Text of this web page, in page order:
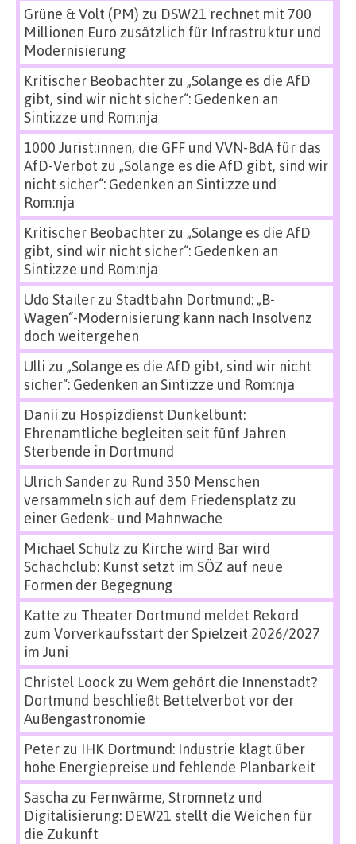
Grüne & Volt (PM) zu DSW21 rechnet mit 700
Millionen Euro zusätzlich für Infrastruktur und
Modernisierung
Kritischer Beobachterzu „Solange es die AfD
gibt, sind wir nicht sicher“: Gedenken an
Sinti:zze und Rom:nja
1000 Jurist:innen, die GFF und VVN-BdA für das
AfD-Verbot zu „Solange es die AfD gibt, sind wir
nicht sicher“: Gedenken an Sinti:zze und
Rom:nja
Kritischer Beobachterzu „Solange es die AfD
gibt, sind wir nicht sicher“: Gedenken an
Sinti:zze und Rom:nja
Udo Stailerzu Stadtbahn Dortmund: „B-
Wagen“-Modernisierung kann nach Insolvenz
doch weitergehen
Ulli zu „Solange es die AfD gibt, sind wir nicht
sicher“: Gedenken an Sinti:zze und Rom:nja
Danii zu Hospizdienst Dunkelbunt:
Ehrenamtliche begleiten seit fünf Jahren
Sterbende in Dortmund
Ulrich Sanderzu Rund 350 Menschen
versammeln sich auf dem Friedensplatz zu
einer Gedenk- und Mahnwache
Michael Schulz zu Kirche wird Bar wird
Schachclub: Kunst setzt im SÖZ auf neue
Formen der Begegnung
Katte zu Theater Dortmund meldet Rekord
zum Vorverkaufsstart der Spielzeit 2026/2027
im Juni
Christel Loock zu Wem gehört die Innenstadt?
Dortmund beschließt Bettelverbot vor der
Außengastronomie
Peterzu IHK Dortmund: Industrie klagt über
hohe Energiepreise und fehlende Planbarkeit
Sascha zu Fernwärme, Stromnetz und
Digitalisierung: DEW21 stellt die Weichen für
die Zukunft